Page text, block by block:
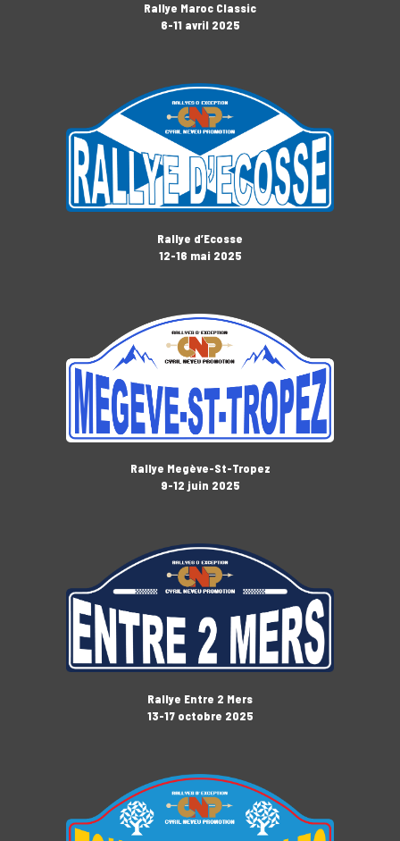
Rallye Maroc Classic
6-11 avril 2025
Rallye d’Ecosse
12-16 mai 2025
Rallye Megève-St-Tropez
9-12 juin 2025
Rallye Entre 2 Mers
13-17 octobre 2025